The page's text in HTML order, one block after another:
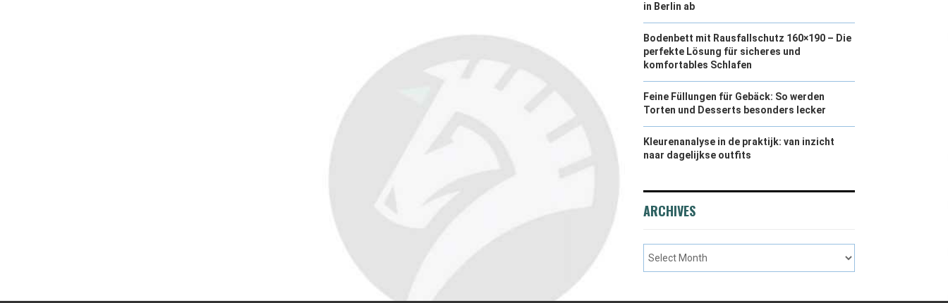
in Berlin ab
Bodenbett mit Rausfallschutz 160×190 – Die
perfekte Lösung für sicheres und
komfortables Schlafen
Feine Füllungen für Gebäck: So werden
Torten und Desserts besonders lecker
Kleurenanalyse in de praktijk: van inzicht
naar dagelijkse outfits
ARCHIVES